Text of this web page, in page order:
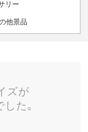
リー
他景品